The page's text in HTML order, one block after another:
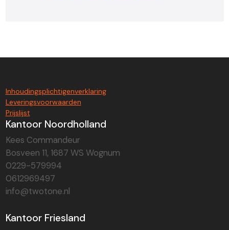
Inhoudingsplichtigenverklaring
Leveringsvoorwaarden
Prijslijst
Kantoor Noordholland
Kees Commandeur
Bosveen 11, 1687 WS Wognum
0229-579994
0612969497
info@twotone.nl
Kantoor Friesland